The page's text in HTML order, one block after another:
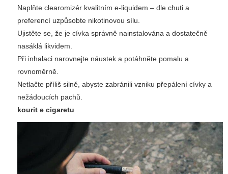
Naplňte clearomizér kvalitním e-liquidem – dle chuti a
preferencí uzpůsobte nikotinovou sílu.
Ujistěte se, že je cívka správně nainstalována a dostatečně
nasáklá likvidem.
Při inhalaci narovnejte náustek a potáhněte pomalu a
rovnoměrně.
Netlačte příliš silně, abyste zabránili vzniku přepálení cívky a
nežádoucích pachů.
kourit e cigaretu